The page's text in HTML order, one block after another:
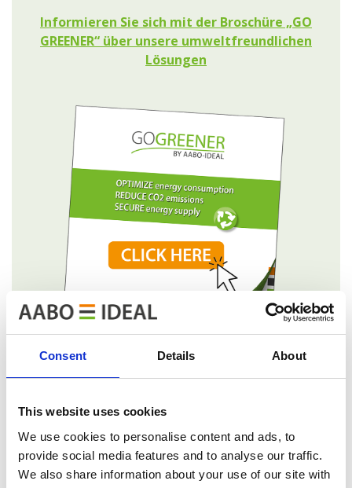
Consent Details About
This website uses cookies
We use cookies to personalise content and ads, to
provide social media features and to analyse our traffic.
We also share information about your use of our site with
Informieren Sie sich mit der Broschüre „GO
GREENER“ über unsere umweltfreundlichen
Lösungen
Die Zusammenarbeit mit AABO-IDEAL
Wir bei AABO-IDEAL glauben an einen umfassenden